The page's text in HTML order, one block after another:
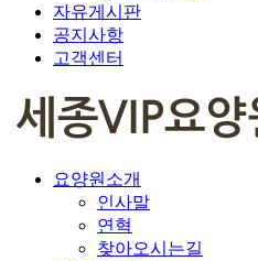
자유게시판
공지사항
고객센터
요양원소개
인사말
연혁
찾아오시는길